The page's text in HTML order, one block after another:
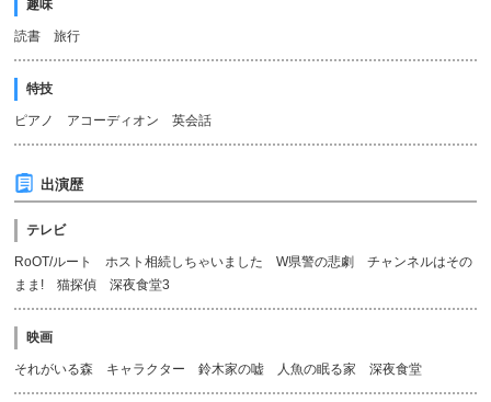
趣味
読書 旅行
特技
ピアノ アコーディオン 英会話
出演歴
テレビ
RoOT/ルート ホスト相続しちゃいました W県警の悲劇 チャンネルはその
まま! 猫探偵 深夜食堂3
映画
それがいる森 キャラクター 鈴木家の嘘 人魚の眠る家 深夜食堂